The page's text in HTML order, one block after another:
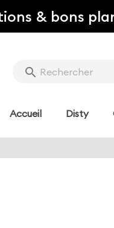
& bons
search
Accueil Disty